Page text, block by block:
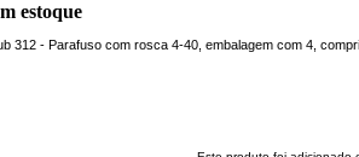
estoque
312 - Parafuso com rosca 4-40, embalagem com 4,